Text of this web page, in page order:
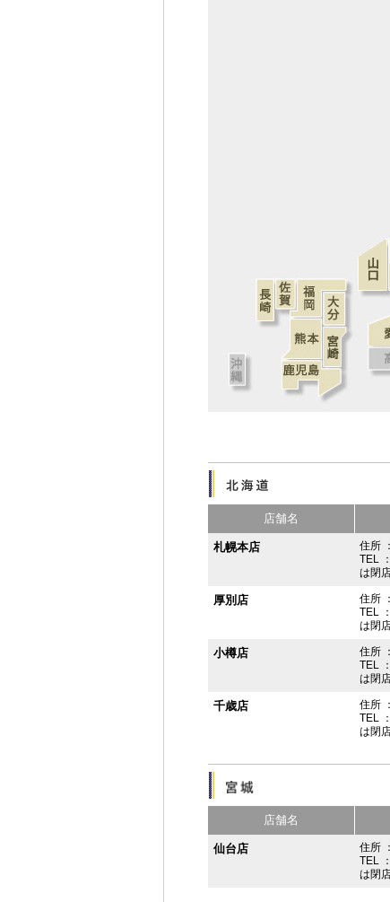
店舗名
札幌本店
住所
TEL
は閉
厚別店
住所
TEL
は閉
小樽店
住所
TEL
は閉
千歳店
住所
TEL
は閉
店舗名
仙台店
住所
TEL
は閉